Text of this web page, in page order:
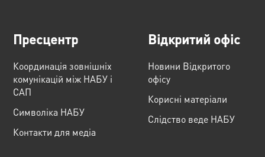
Пресцентр
Координація зовнішніх
комунікацій між НАБУ і
САП
Cимволіка НАБУ
Контакти для медіа
Відкритий офіс
Новини Відкритого
офісу
Корисні матеріали
Слідство веде НАБУ